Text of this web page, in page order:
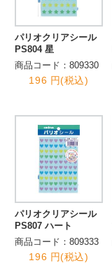
パリオクリアシール
PS804 星
商品コード：809330
196 円(税込)
パリオクリアシール
PS807 ハート
商品コード：809333
196 円(税込)